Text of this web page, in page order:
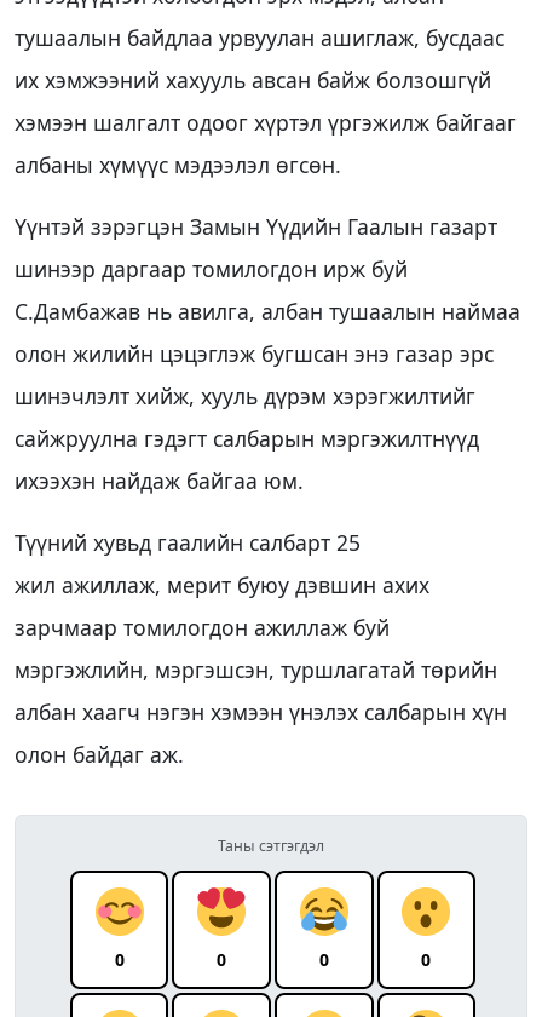
тушаалын байдлаа урвуулан ашиглаж, бусдаас
их хэмжээний хахууль авсан байж болзошгүй
хэмээн шалгалт одоог хүртэл үргэжилж байгааг
албаны хүмүүс мэдээлэл өгсөн.
Үүнтэй зэрэгцэн Замын Үүдийн Гаалын газарт
шинээр даргаар томилогдон ирж буй
С.Дамбажав нь авилга, албан тушаалын наймаа
олон жилийн цэцэглэж бугшсан энэ газар эрс
шинэчлэлт хийж, хууль дүрэм хэрэгжилтийг
сайжруулна гэдэгт салбарын мэргэжилтнүүд
ихээхэн найдаж байгаа юм.
Түүний хувьд гаалийн салбарт 25
жил ажиллаж, мeрит буюу дэвшин ахих
зарчмаар томилогдон ажиллаж буй
мэргэжлийн, мэргэшсэн, туршлагатай төрийн
албан хаагч нэгэн хэмээн үнэлэх салбарын хүн
олон байдаг аж.
Таны сэтгэгдэл
0 0 0 0